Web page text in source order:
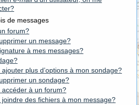
de messages
forum?
un message?
à mes messages?
plus d’options à mon sondage?
un sondage?
à un forum?
des fichiers à mon message?